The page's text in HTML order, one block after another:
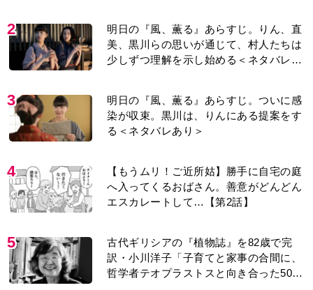
2
明日の『風、薫る』あらすじ。りん、直
美、黒川らの思いが通じて、村人たちは
少しずつ理解を示し始める＜ネタバレあ
3
明日の『風、薫る』あらすじ。ついに感
染が収束。黒川は、りんにある提案をす
る＜ネタバレあり＞
4
【もうムリ！ご近所姑】勝手に自宅の庭
へ入ってくるおばさん。善意がどんどん
エスカレートして…【第2話】
5
古代ギリシアの『植物誌』を82歳で完
訳・小川洋子「子育てと家事の合間に、
哲学者テオプラストスと向き合った50